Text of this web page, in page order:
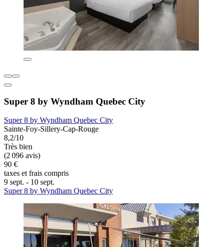
Super 8 by Wyndham Quebec City
Super 8 by Wyndham Quebec City
Sainte-Foy-Sillery-Cap-Rouge
8,2/10
Très bien
(2 096 avis)
90 €
taxes et frais compris
9 sept. - 10 sept.
Super 8 by Wyndham Quebec City